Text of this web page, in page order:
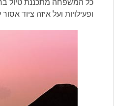
כל המשפחה מתכננת טיול
ופעילויות ועל איזה ציוד